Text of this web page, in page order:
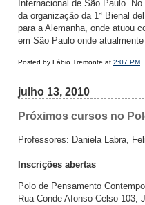
Internacional de São Paulo.
da organização da 1ª Bienal
para a Alemanha, onde atuou
em São Paulo onde
Posted by Fábio Tremonte at 2:07 PM
julho 13, 2010
Próximos cursos no
Professores: Daniela Labra,
Inscrições abertas
Polo de Pensamento
Rua Conde Afonso Celso 103,